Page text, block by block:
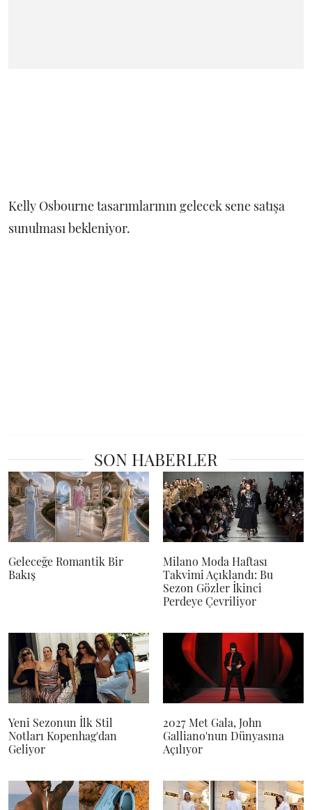
Kelly Osbourne tasarımlarının gelecek sene satışa
sunulması bekleniyor.
SON HABERLER
Geleceğe Romantik Bir
Bakış
Milano Moda Haftası
Takvimi Açıklandı: Bu
Sezon Gözler İkinci
Perdeye Çevriliyor
Yeni Sezonun İlk Stil
Notları Kopenhag'dan
Geliyor
2027 Met Gala, John
Galliano'nun Dünyasına
Açılıyor